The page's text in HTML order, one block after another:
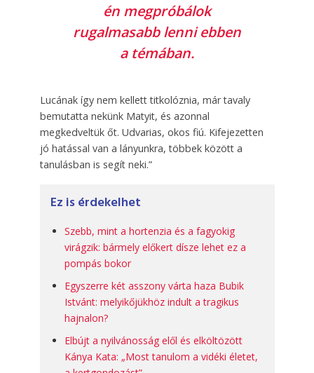
én megpróbálok
rugalmasabb lenni ebben
a témában.
Lucának így nem kellett titkolóznia, már tavaly
bemutatta nekünk Matyit, és azonnal
megkedveltük őt. Udvarias, okos fiú. Kifejezetten
jó hatással van a lányunkra, többek között a
tanulásban is segít neki.”
Ez is érdekelhet
Szebb, mint a hortenzia és a fagyokig
virágzik: bármely előkert dísze lehet ez a
pompás bokor
Egyszerre két asszony várta haza Bubik
Istvánt: melyikőjükhöz indult a tragikus
hajnalon?
Elbújt a nyilvánosság elől és elköltözött
Kánya Kata: „Most tanulom a vidéki életet,